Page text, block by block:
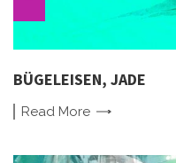
BÜGELEISEN, JADE
Read More